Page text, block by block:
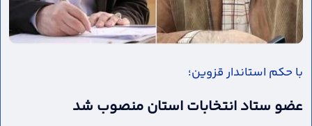
با حکم استاندار قزوین؛
عضو ستاد انتخابات استان منصوب شد